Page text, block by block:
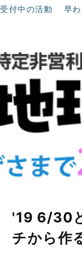
受付中の活動 早
'19 6/30
チから作